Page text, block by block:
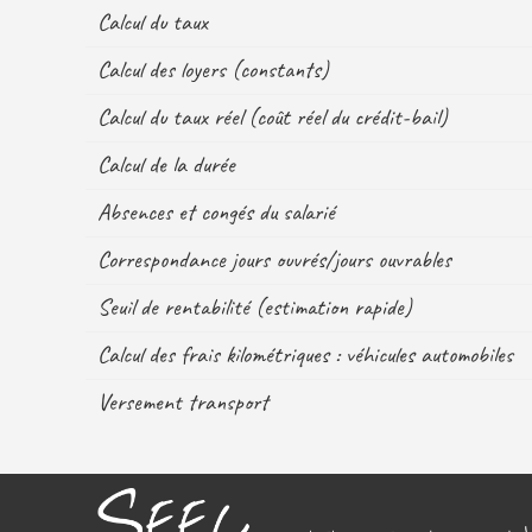
Calcul du taux
Calcul des loyers (constants)
Calcul du taux réel (coût réel du crédit-bail)
Calcul de la durée
Absences et congés du salarié
Correspondance jours ouvrés/jours ouvrables
Seuil de rentabilité (estimation rapide)
Calcul des frais kilométriques : véhicules automobiles
Versement transport